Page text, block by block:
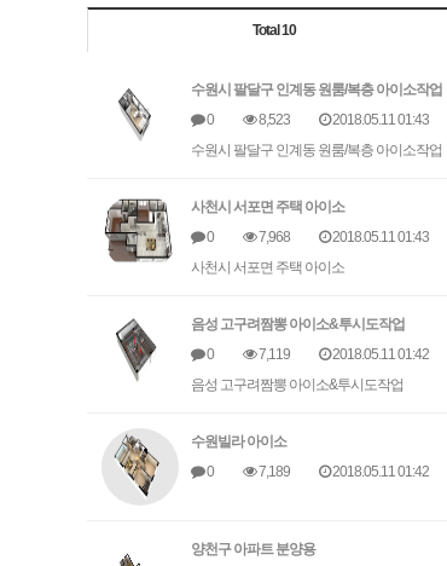
Total 10
수원시 팔달구 인계동 원룸/복층 아이소작업
0
8,523
2018.05.11 01:43
수원시 팔달구 인계동 원룸/복층 아이소작업
사천시 서포면 주택 아이소
0
7,968
2018.05.11 01:43
사천시 서포면 주택 아이소
음성 고구려짬뽕 아이소&투시도작업
0
7,119
2018.05.11 01:42
음성 고구려짬뽕 아이소&투시도작업
수원빌라 아이소
0
7,189 2018.05.11 01:42
양천구 아파트 분양용